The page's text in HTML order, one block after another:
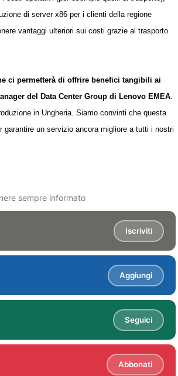
di server x86 per i clienti della regione
vantaggi ulteriori sui costi grazie al trasporto
ci permetterà di offrire benefici tangibili ai
del Data Center Group di Lenovo EMEA.
in Ungheria. Siamo convinti che questa
un servizio ancora migliore a tutti i nostri
sempre informato
Iscriviti
Aggiungi
Seguici
Abbonati